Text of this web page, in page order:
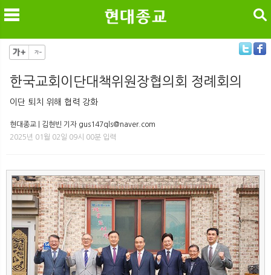
메
검색
한국교회이단대책위원장협의회 정례회의
이단 퇴치 위해 협력 강화
현대종교 | 김현빈 기자 gus147qls@naver.com
2025년 01월 02일 09시 00분 입력